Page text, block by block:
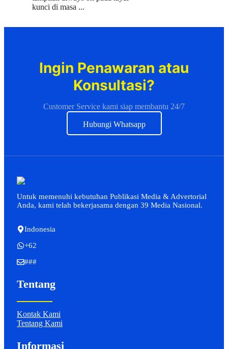
kunci di masa ...
Ingin Penawaran atau
Konsultasi?
Customer Service kami siap membantu 24/7
Hubungi Whatsapp
Untuk memenuhi kebutuhan Publikasi Media & Advertorial
Anda, kami telah bekerjasama dengan 39 Media Nasional.
Indonesia
+62
###
Tentang
Kontak Kami
Tentang Kami
Informasi